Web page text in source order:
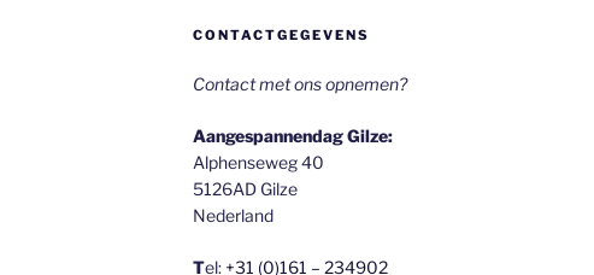
CONTACTGEGEVENS
Contact met ons opnemen?
Aangespannendag Gilze:
Alphenseweg 40
5126AD Gilze
Nederland
Tel: +31 (0)161 – 234902